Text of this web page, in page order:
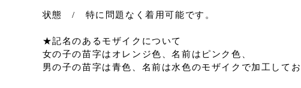
状態 / 特に問題なく着用可能です。
★記名のあるモザイクについて
女の子の苗字はオレンジ色、名前はピンク色、
男の子の苗字は青色、名前は水色のモザイクで加工してお